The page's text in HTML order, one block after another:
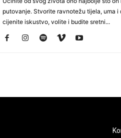
putovanje. Stvorite ravnotežu tijela, uma
cijenite iskustvo, volite i budite sretni...